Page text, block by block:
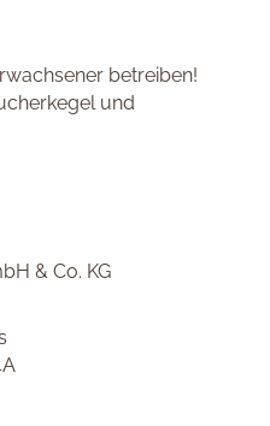
betreiben!
und
& Co. KG